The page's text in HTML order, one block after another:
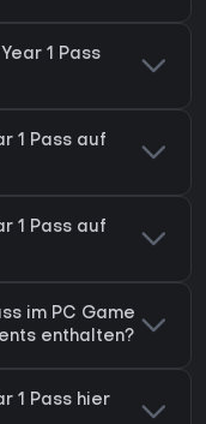
1 Pass
1 Pass auf
1 Pass auf
im PC Game
enthalten?
1 Pass hier